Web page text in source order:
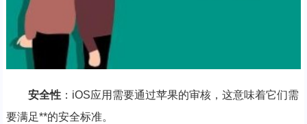
安全性：iOS应用需要通过苹果的审核，这意味着它们需
要满足**的安全标准。